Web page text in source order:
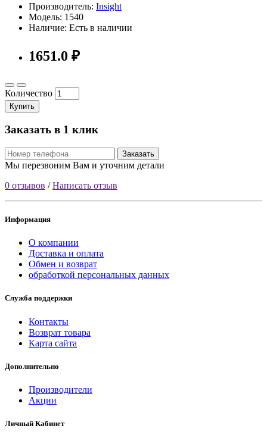
Производитель: Insight
Модель: 1540
Наличие: Есть в наличии
1651.0 ₽
Количество
Купить
Заказать в 1 клик
Заказать
Мы перезвоним Вам и уточним детали
0 отзывов /Написать отзыв
Информация
О компании
Доставка и оплата
Обмен и возврат
обработкой персональных данных
Служба поддержки
Контакты
Возврат товара
Карта сайта
Дополнительно
Производители
Акции
Личный Кабинет